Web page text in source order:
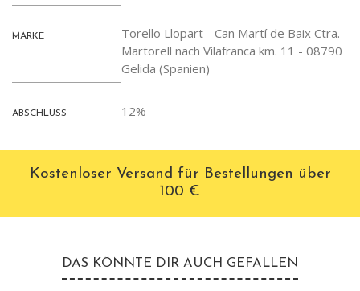
MARKE
Torello Llopart - Can Martí de Baix Ctra.
Martorell nach Vilafranca km. 11 - 08790
Gelida (Spanien)
ABSCHLUSS 12%
Kostenloser Versand für Bestellungen über
100 €
DAS KÖNNTE DIR AUCH GEFALLEN